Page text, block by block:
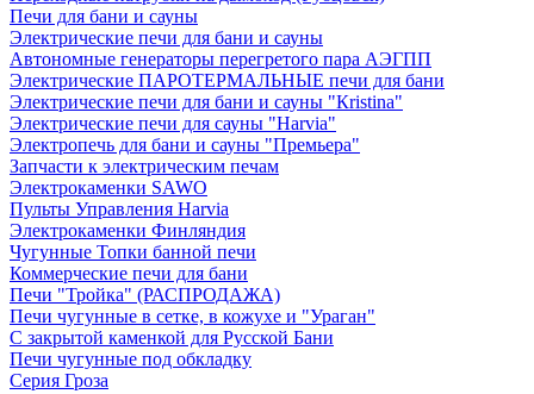
Печи для бани и сауны
Электрические печи для бани и сауны
Автономные генераторы перегретого пара АЭГПП
Электрические ПАРОТЕРМАЛЬНЫЕ печи для бани
Электрические печи для бани и сауны "Кristina"
Электрические печи для сауны "Harvia"
Электропечь для бани и сауны "Премьера"
Запчасти к электрическим печам
Электрокаменки SAWO
Пульты Управления Harvia
Электрокаменки Финляндия
Чугунные Топки банной печи
Коммерческие печи для бани
Печи "Тройка" (РАСПРОДАЖА)
Печи чугунные в сетке, в кожухе и "Ураган"
С закрытой каменкой для Русской Бани
Печи чугунные под обкладку
Серия Гроза